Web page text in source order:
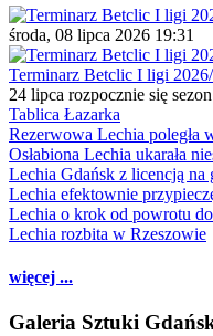
środa, 08 lipca 2026 19:31
Terminarz Betclic I ligi
24 lipca rozpocznie się
Tablica Łazarka
Rezerwowa Lechia poległa
Osłabiona Lechia ukarała
Lechia Gdańsk z licencją na
Lechia efektownie
Lechia o krok od powrotu
Lechia rozbita w Rzeszowie
więcej ...
Galeria Sztuki